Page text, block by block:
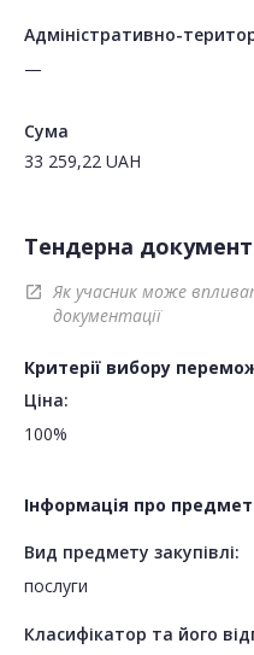
Адміністративно-
—
Сума
33 259,22 UAH
Тендерна
open_in_new
Як учасник може
документації
Критерії вибору
Ціна:
100%
Інформація про предмет
Вид предмету закупівлі:
послуги
Класифікатор та його